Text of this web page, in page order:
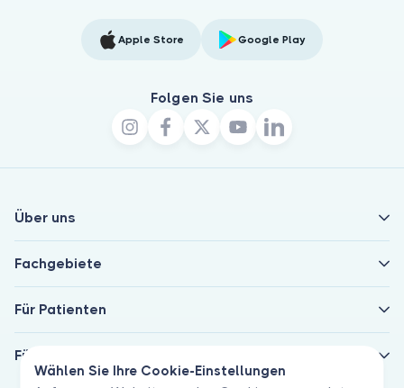
Wählen Sie Ihre Cookie-Einstellungen
Apple Store Google Play
Folgen Sie uns
Über uns
Fachgebiete
Für Patienten
Für Ärzte